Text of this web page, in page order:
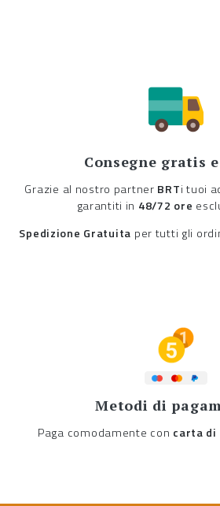
Consegne gratis
Grazie al nostro partner BRTi tuoi
garantiti in 48/72 ore
Spedizione Gratuita per tutti gli
Metodi di
Paga comodamente con carta